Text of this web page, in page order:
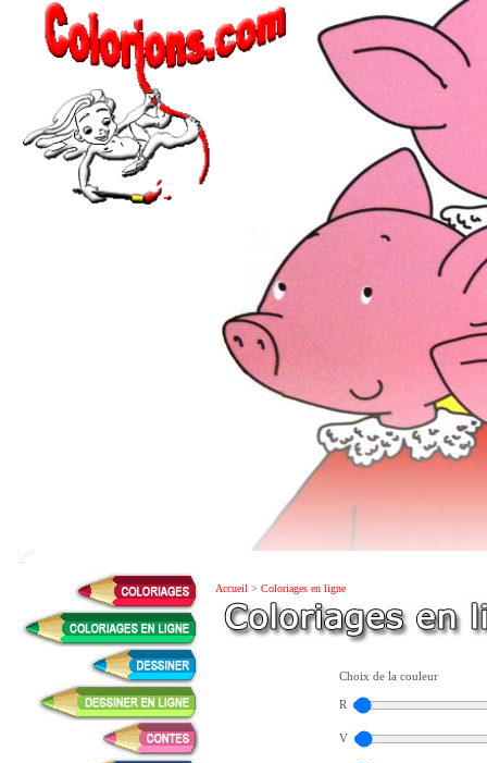
Accueil > Coloriages en ligne
Choix de la couleur
R
V